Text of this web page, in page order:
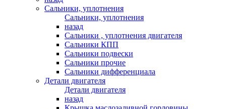
Сальники, уплотнения
Сальники, уплотнения
назад
Сальники , уплотнения двигателя
Сальники КПП
Сальники подвески
Сальники прочие
Сальники дифференциала
Детали двигателя
Детали двигателя
назад